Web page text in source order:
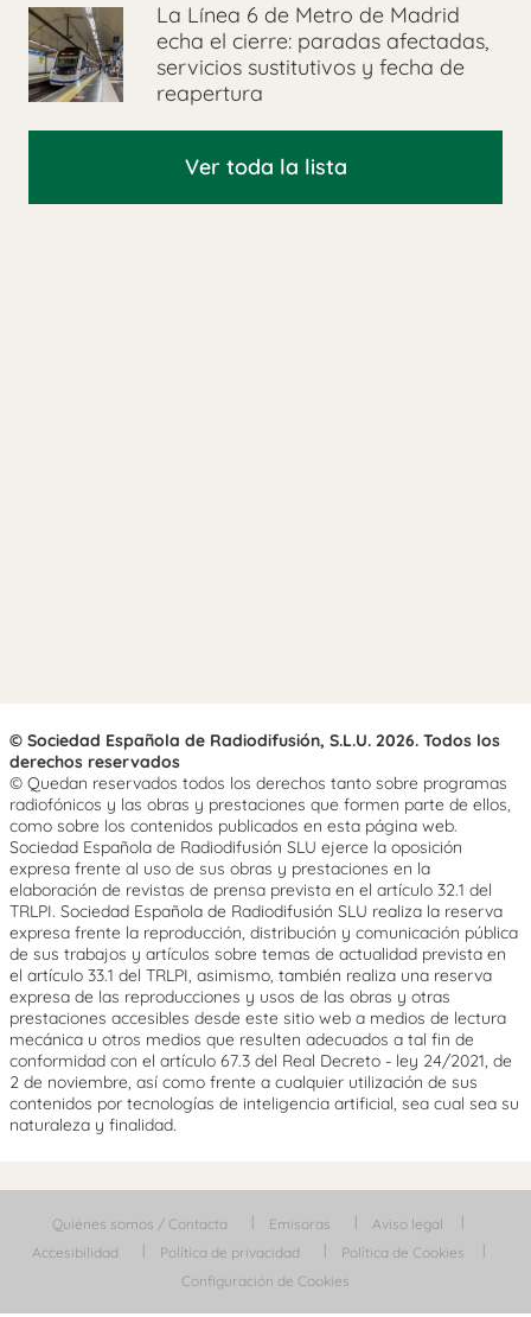
La Línea 6 de Metro de Madrid
echa el cierre: paradas afectadas,
servicios sustitutivos y fecha de
reapertura
Ver toda la lista
© Sociedad Española de Radiodifusión, S.L.U. 2026. Todos los
derechos reservados
© Quedan reservados todos los derechos tanto sobre programas
radiofónicos y las obras y prestaciones que formen parte de ellos,
como sobre los contenidos publicados en esta página web.
Sociedad Española de Radiodifusión SLU ejerce la oposición
expresa frente al uso de sus obras y prestaciones en la
elaboración de revistas de prensa prevista en el artículo 32.1 del
TRLPI. Sociedad Española de Radiodifusión SLU realiza la reserva
expresa frente la reproducción, distribución y comunicación pública
de sus trabajos y artículos sobre temas de actualidad prevista en
el artículo 33.1 del TRLPI, asimismo, también realiza una reserva
expresa de las reproducciones y usos de las obras y otras
prestaciones accesibles desde este sitio web a medios de lectura
mecánica u otros medios que resulten adecuados a tal fin de
conformidad con el artículo 67.3 del Real Decreto - ley 24/2021, de
2 de noviembre, así como frente a cualquier utilización de sus
contenidos por tecnologías de inteligencia artificial, sea cual sea su
naturaleza y finalidad.
Quiénes somos / Contacta Emisoras
Aviso legal
Accesibilidad
Política de privacidad
Política de Cookies
Configuración de Cookies